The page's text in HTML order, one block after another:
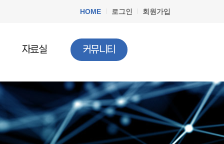
HOME 로그인 회원가입
자료실
청소년법률
청소년정책
문서자료실
청소년 DB
커뮤니티
공지사항
질문과답변
청소년행사